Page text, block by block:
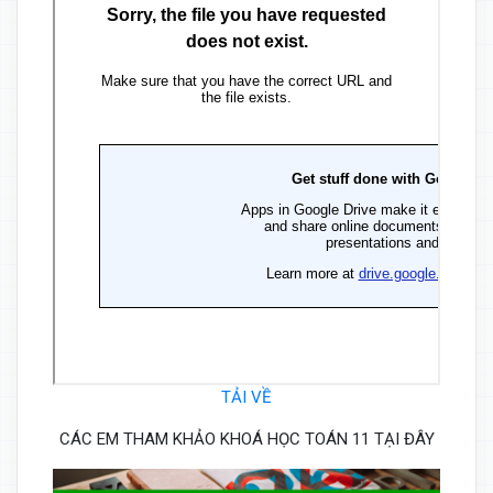
TẢI VỀ
CÁC EM THAM KHẢO KHOÁ HỌC TOÁN 11 TẠI ĐÂY